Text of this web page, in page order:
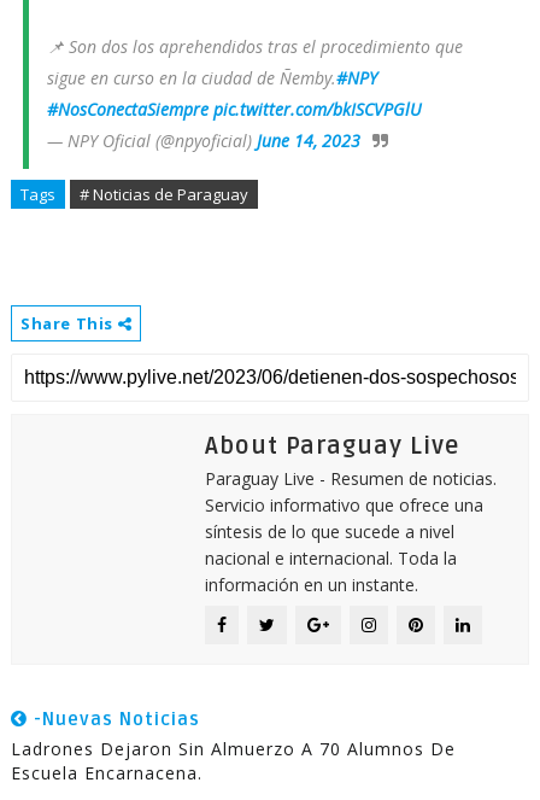
📌 Son dos los aprehendidos tras el procedimiento que
sigue en curso en la ciudad de Ñemby.#NPY
#NosConectaSiempre pic.twitter.com/bkISCVPGlU
— NPY Oficial (@npyoficial) June 14, 2023
Tags # Noticias de Paraguay
Share This
About Paraguay Live
Paraguay Live - Resumen de noticias.
Servicio informativo que ofrece una
síntesis de lo que sucede a nivel
nacional e internacional. Toda la
información en un instante.
-Nuevas Noticias
Ladrones Dejaron Sin Almuerzo A 70 Alumnos De
Escuela Encarnacena.